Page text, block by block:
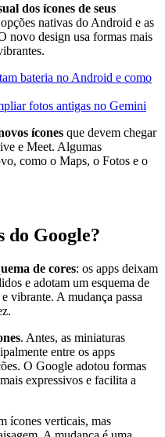
dos ícones de seus
nativas do Android e as
novo design usa formas mais
bateria no Android e como
fotos antigas no Gemini
ícones que devem chegar
e Meet. Algumas
como o Maps, o Fotos e o
do Google?
de cores: os apps deixam
e adotam um esquema de
vibrante. A mudança passa
. Antes, as miniaturas
entre os apps
O Google adotou formas
expressivos e facilita a
ícones verticais, mas